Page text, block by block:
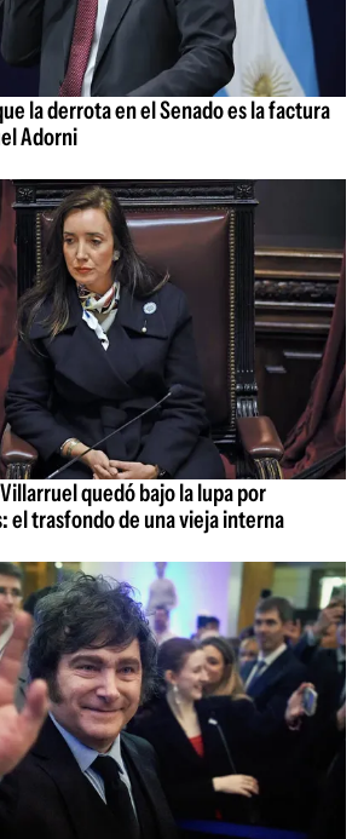
la derrota en el Senado es la factura
Adorni
quedó bajo la lupa por
el trasfondo de una vieja interna